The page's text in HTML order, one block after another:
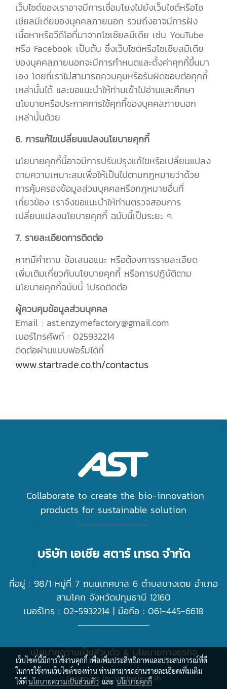
เว็บไซต์ของเราอาจมีการเชื่อมโยงไปยังเว็บไซต์หรือโซ
เชียลมีเดียของบุคคลภายนอก รวมถึงอาจมีการฝัง
เนื้อหาหรือวีดีโอที่มาจากโซเชียลมีเดีย เช่น YouTube
หรือ Facebook เป็นต้น ซึ่งเว็บไซต์หรือโซเชียลมีเดีย
ของบุคคลภายนอกจะมีการกำหนดและตั้งค่าคุกกี้ขึ้นมา
เอง โดยที่เราไม่สามารถควบคุมหรือรับผิดชอบต่อคุกกี้
เหล่านั้นได้ และขอแนะนำให้ท่านเข้าไปอ่านและศึกษา
นโยบายหรือประกาศการใช้คุกกี้ของบุคคลภายนอก
เหล่านั้นด้วย
6. การแก้ไขเปลี่ยนแปลงนโยบายคุกกี้
นโยบายคุกกี้นี้อาจมีการปรับปรุงแก้ไขหรือเปลี่ยนแปลง
ตามความเหมาะสมเพื่อให้เป็นไปตามกฎหมายว่าด้วย
การคุ้มครองข้อมูลส่วนบุคคลหรือกฎหมายอื่นที่
เกี่ยวข้อง เราจึงขอแนะนำให้ท่านตรวจสอบการ
เปลี่ยนแปลงนโยบายคุกกี้ ฉบับนี้เป็นระยะ ๆ
7. รายละเอียดการติดต่อ
หากมีคำถาม ข้อเสนอแนะ หรือต้องการรายละเอียด
เพิ่มเติมเกี่ยวกับนโยบายคุกกี้ หรือการปฏิบัติตาม
นโยบายคุกกี้ฉบับนี้ โปรดติดต่อ
ผู้ควบคุมข้อมูลส่วนบุคคล
Email : ast.enzymefactory@gmail.com
เบอร์โทรศัพท์ : 025932214
ติดต่อผ่านแบบฟอร์มได้ที่
www.startrade.co.th/contactus
Collaborate to create the bio-innovation
products for sustainable solution
บริษัท เอเชีย สตาร์ เทรด จำกัด
ที่อยู่ : 98/1 หมู่ที่ 7 ถนนเทศบาล 6 ตำบลบางเตย อำเภอ
สามโคก จังหวัดปทุมธานี 12160
เบอร์โทร : 02-5932214 | มือถือ : 061-445-6618
นโยบายความเป็นส่วนตัว & นโยบายทางธุรกิจ
Copyright by startrade.co.th
เว็บไซต์นี้มีการใช้งานคุกกี้ เพื่อเพิ่มประสิทธิภาพและประสบการณ์ที่ดี
ในการใช้งานเว็บไซต์ของท่าน ท่านสามารถอ่านรายละเอียดเพิ่มเติม
ได้ที่นโยบายความเป็นส่วนตัวและนโยบายคุกกี้